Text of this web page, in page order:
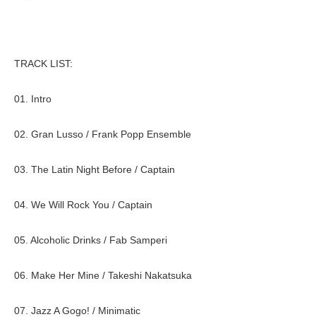
TRACK LIST:
01. Intro
02. Gran Lusso / Frank Popp Ensemble
03. The Latin Night Before / Captain
04. We Will Rock You / Captain
05. Alcoholic Drinks / Fab Samperi
06. Make Her Mine / Takeshi Nakatsuka
07. Jazz A Gogo! / Minimatic